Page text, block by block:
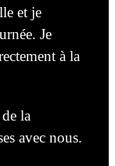
et je
Je
à la
la
avec nous.